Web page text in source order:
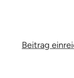
Beitrag